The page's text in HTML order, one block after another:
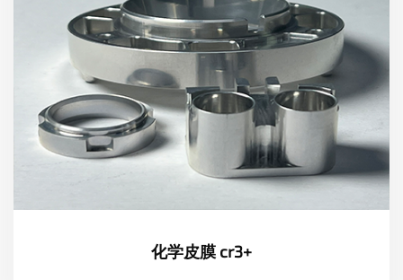
化学皮膜 cr3+